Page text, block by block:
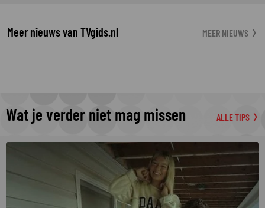
Meer nieuws van TVgids.nl MEER NIEUWS
Wat je verder niet mag missen ALLE TIPS